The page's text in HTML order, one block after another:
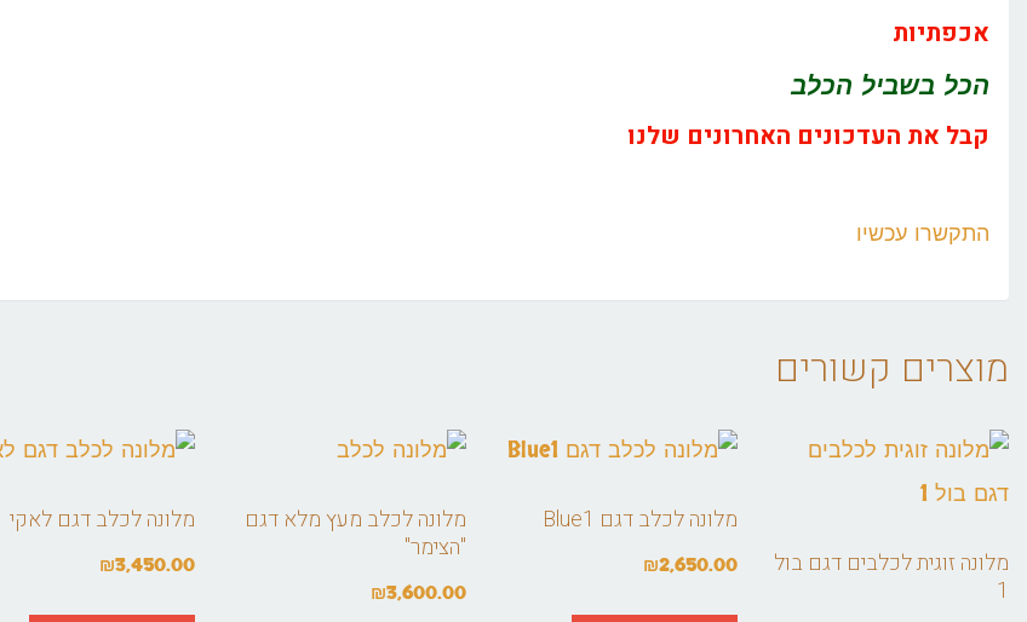
אכפתיות
הכל בשביל הכלב
קבל את העדכונים האחרונים שלנו
התקשרו עכשיו
מוצרים קשורים
מלונה זוגית לכלבים דגם בול
1
מלונה לכלב דגם Blue1
₪2,650.00
מלונה לכלב מעץ מלא דגם
"הצימר"
₪3,600.00
מלונה לכלב דגם לאקי
₪3,450.00